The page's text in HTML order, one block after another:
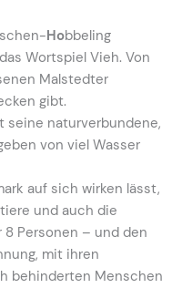
Hobbeling
Wortspiel Vieh. Von
Malstedter
gibt.
seine naturverbundene,
von viel Wasser
auf sich wirken lässt,
und auch die
8 Personen – und den
mit ihren
behinderten Menschen